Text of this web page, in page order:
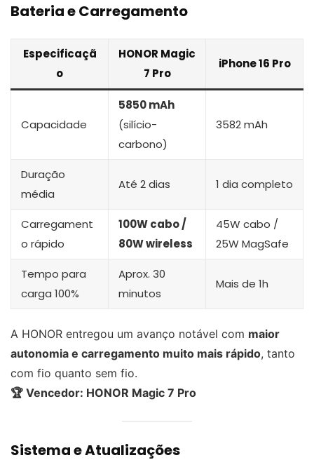
Bateria e Carregamento
Especificaçã
o
HONOR Magic
7 Pro
iPhone 16 Pro
Capacidade
5850 mAh
(silício-
carbono)
3582 mAh
Duração
média
Até 2 dias 1 dia completo
Carregament
o rápido
100W cabo /
80W wireless
45W cabo /
25W MagSafe
Tempo para
carga 100%
Aprox. 30
minutos
Mais de 1h
A HONOR entregou um avanço notável com maior
autonomia e carregamento muito mais rápido, tanto
com fio quanto sem fio.
🏆 Vencedor: HONOR Magic 7 Pro
Sistema e Atualizações